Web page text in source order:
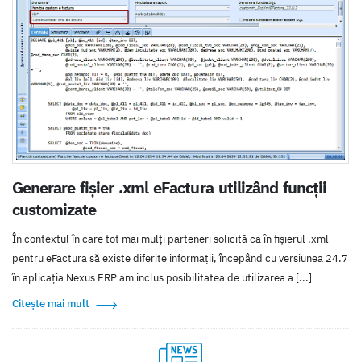
Generare fișier .xml eFactura utilizând funcții
customizate
În contextul în care tot mai mulți parteneri solicită ca în fișierul .xml
pentru eFactura să existe diferite informații, începând cu versiunea 24.7
în aplicația Nexus ERP am inclus posibilitatea de utilizarea a [...]
Citește mai mult